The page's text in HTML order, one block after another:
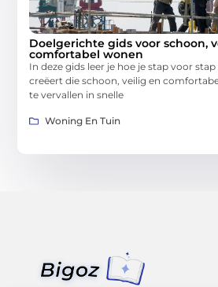
Doelgerichte gids voor schoon,
comfortabel wonen
In deze gids leer je hoe je stap voor
creëert die schoon, veilig en
te vervallen in snelle
Woning En Tuin